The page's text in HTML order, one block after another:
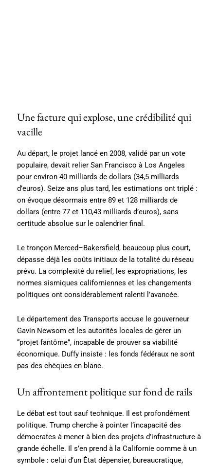
Une facture qui explose, une crédibilité qui
vacille
Au départ, le projet lancé en 2008, validé par un vote
populaire, devait relier San Francisco à Los Angeles
pour environ 40 milliards de dollars (34,5 milliards
d’euros). Seize ans plus tard, les estimations ont triplé :
on évoque désormais entre 89 et 128 milliards de
dollars (entre 77 et 110,43 milliards d’euros), sans
certitude absolue sur le calendrier final.
Le tronçon Merced–Bakersfield, beaucoup plus court,
dépasse déjà les coûts initiaux de la totalité du réseau
prévu. La complexité du relief, les expropriations, les
normes sismiques californiennes et les changements
politiques ont considérablement ralenti l’avancée.
Le département des Transports accuse le gouverneur
Gavin Newsom et les autorités locales de gérer un
“projet fantôme”, incapable de prouver sa viabilité
économique. Duffy insiste : les fonds fédéraux ne sont
pas des chèques en blanc.
Un affrontement politique sur fond de rails
Le débat est tout sauf technique. Il est profondément
politique. Trump cherche à pointer l’incapacité des
démocrates à mener à bien des projets d’infrastructure à
grande échelle. Il s’en prend à la Californie comme à un
symbole : celui d’un État dépensier, bureaucratique,